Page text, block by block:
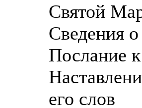
Святой
Сведения
Послание
его слов